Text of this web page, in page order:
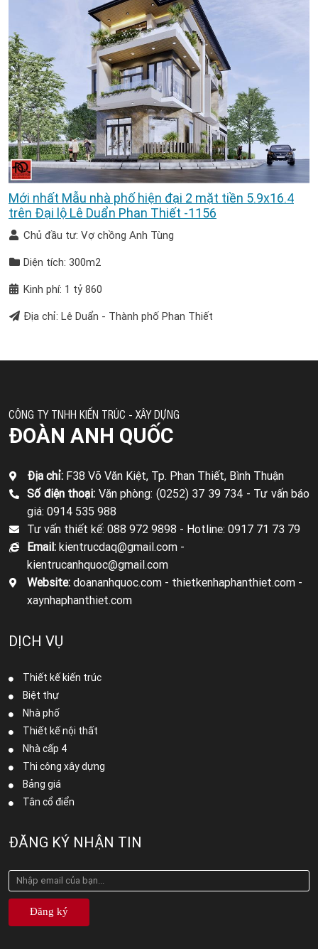
Mới nhất Mẫu nhà phố hiện đại 2 mặt tiền 5.9x16.4
trên Đại lộ Lê Duẩn Phan Thiết -1156
Chủ đầu tư: Vợ chồng Anh Tùng
Diện tích: 300m2
Kinh phí: 1 tỷ 860
Địa chỉ: Lê Duẩn - Thành phố Phan Thiết
CÔNG TY TNHH KIẾN TRÚC - XÂY DỰNG
ĐOÀN ANH QUỐC
Địa chỉ: F38 Võ Văn Kiệt, Tp. Phan Thiết, Bình Thuận
Số điện thoại: Văn phòng: (0252) 37 39 734 - Tư vấn báo
giá: 0914 535 988
Tư vấn thiết kế: 088 972 9898 - Hotline: 0917 71 73 79
Email: kientrucdaq@gmail.com -
kientrucanhquoc@gmail.com
Website: doananhquoc.com - thietkenhaphanthiet.com -
xaynhaphanthiet.com
DỊCH VỤ
Thiết kế kiến trúc
Biệt thự
Nhà phố
Thiết kế nội thất
Nhà cấp 4
Thi công xây dựng
Bảng giá
Tân cổ điển
ĐĂNG KÝ NHẬN TIN
Đăng ký